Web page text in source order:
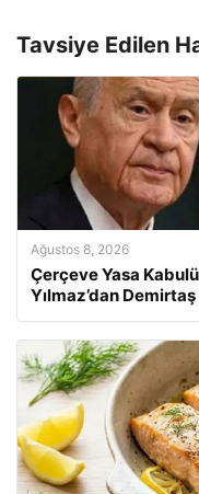
Tavsiye Edilen
Ağustos 8, 2026
Çerçeve Yasa
Yılmaz’dan